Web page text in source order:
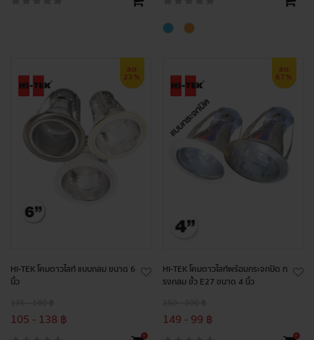
ลด
23%
HI-TEK โคมดาวไลท์ แบบกลม ขนาด 6
นิ้ว
105 - 138 ฿
+
ลด
67%
HI-TEK โคมดาวไลท์พร้อมกระจกปิด ท
รงกลม ขั้ว E27 ขนาด 4 นิ้ว
149 - 99 ฿
+